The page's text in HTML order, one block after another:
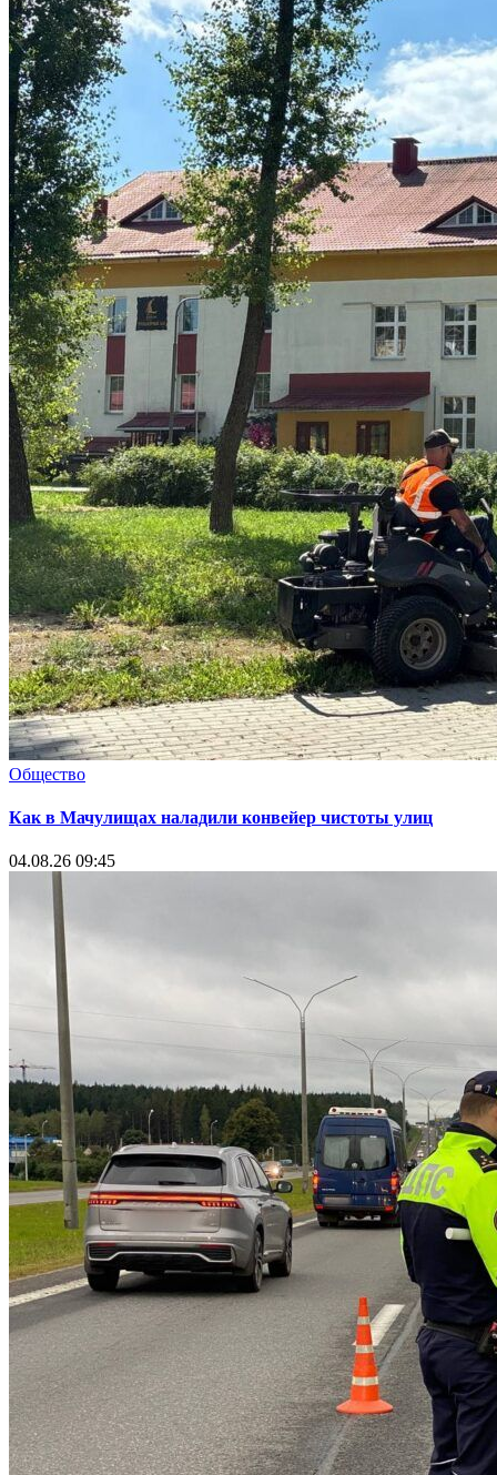
Общество
Как в Мачулищах наладили конвейер чистоты улиц
04.08.26 09:45